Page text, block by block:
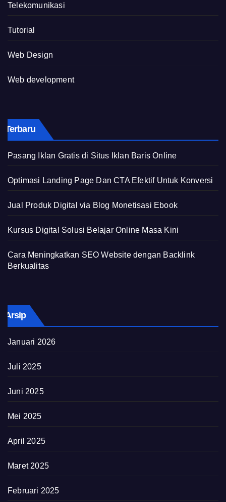
Telekomunikasi
Tutorial
Web Design
Web development
Terbaru
Pasang Iklan Gratis di Situs Iklan Baris Online
Optimasi Landing Page Dan CTA Efektif Untuk Konversi
Jual Produk Digital via Blog Monetisasi Ebook
Kursus Digital Solusi Belajar Online Masa Kini
Cara Meningkatkan SEO Website dengan Backlink
Berkualitas
Arsip
Januari 2026
Juli 2025
Juni 2025
Mei 2025
April 2025
Maret 2025
Februari 2025